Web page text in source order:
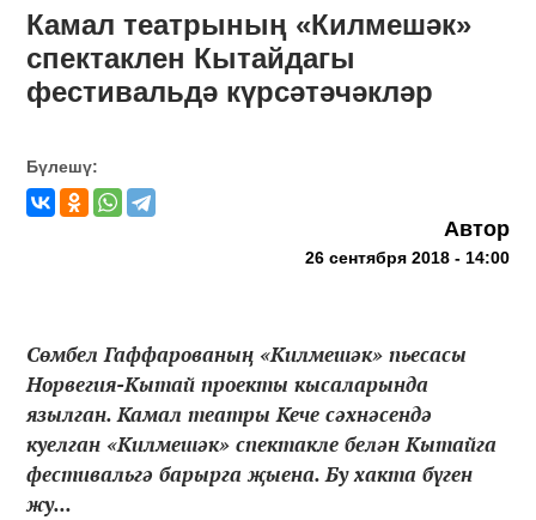
Камал театрының «Килмешәк»
спектаклен Кытайдагы
фестивальдә күрсәтәчәкләр
Бүлешү:
Автор
26 сентября 2018 - 14:00
Сөмбел Гаффарованың «Килмешәк» пьесасы
Норвегия-Кытай проекты кысаларында
язылган. Камал театры Кече сәхнәсендә
куелган «Килмешәк» спектакле белән Кытайга
фестивальгә барырга җыена. Бу хакта бүген
жу...